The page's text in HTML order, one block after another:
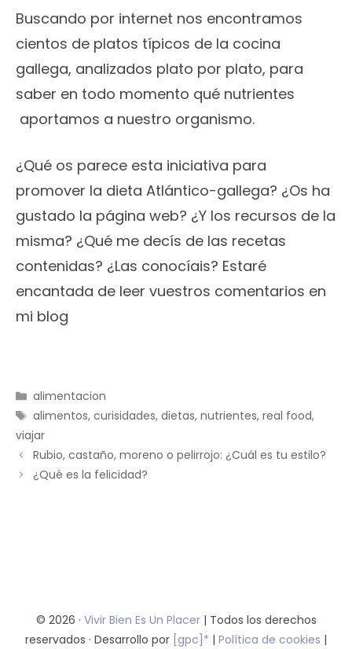
Buscando por internet nos encontramos
cientos de platos típicos de la cocina
gallega, analizados plato por plato, para
saber en todo momento qué nutrientes
aportamos a nuestro organismo.
¿Qué os parece esta iniciativa para
promover la dieta Atlántico-gallega? ¿Os ha
gustado la página web? ¿Y los recursos de la
misma? ¿Qué me decís de las recetas
contenidas? ¿Las conocíais? Estaré
encantada de leer vuestros comentarios en
mi blog
Categorías
alimentacion
Etiquetas
alimentos,curisidades,dietas,nutrientes,real food,
viajar
Rubio, castaño, moreno o pelirrojo: ¿Cuál es tu estilo?
¿Qué es la felicidad?
© 2026 · Vivir Bien Es Un Placer | Todos los derechos
reservados · Desarrollo por [gpc]* | Política de cookies |